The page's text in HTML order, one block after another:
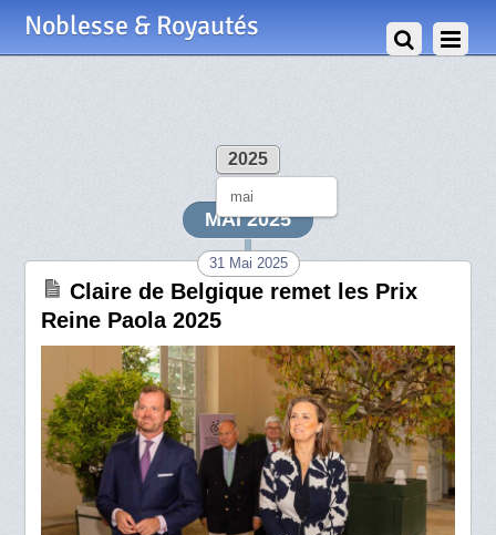
Noblesse & Royautés
2025
mai
MAI 2025
31 Mai 2025
Claire de Belgique remet les Prix
Reine Paola 2025